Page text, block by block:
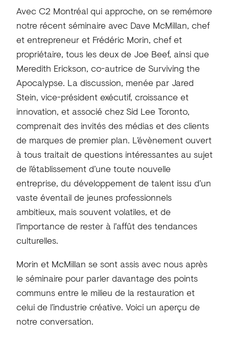
Avec C2 Montréal qui approche, on se remémore
notre récent séminaire avec Dave McMillan, chef
et entrepreneur et Frédéric Morin, chef et
propriétaire, tous les deux de Joe Beef, ainsi que
Meredith Erickson, co-autrice de Surviving the
Apocalypse. La discussion, menée par Jared
Stein, vice-président exécutif, croissance et
innovation, et associé chez Sid Lee Toronto,
comprenait des invités des médias et des clients
de marques de premier plan. L’évènement ouvert
à tous traitait de questions intéressantes au sujet
de l’établissement d’une toute nouvelle
entreprise, du développement de talent issu d’un
vaste éventail de jeunes professionnels
ambitieux, mais souvent volatiles, et de
l’importance de rester à l’affût des tendances
culturelles.
Morin et McMillan se sont assis avec nous après
le séminaire pour parler davantage des points
communs entre le milieu de la restauration et
celui de l’industrie créative. Voici un aperçu de
notre conversation.